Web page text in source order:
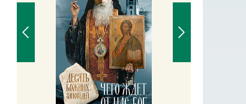
Православный мальчик
Екатерина Баканова